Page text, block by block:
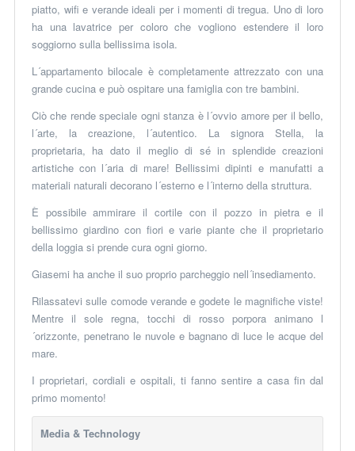
piatto, wifi e verande ideali per i momenti di tregua. Uno di loro
ha una lavatrice per coloro che vogliono estendere il loro
soggiorno sulla bellissima isola.
L´appartamento bilocale è completamente attrezzato con una
grande cucina e può ospitare una famiglia con tre bambini.
Ciò che rende speciale ogni stanza è l´ovvio amore per il bello,
l´arte, la creazione, l´autentico. La signora Stella, la
proprietaria, ha dato il meglio di sé in splendide creazioni
artistiche con l´aria di mare! Bellissimi dipinti e manufattia
materiali naturali decorano l´esterno e l´interno della struttura.
È possibile ammirare il cortile con il pozzo in pietra e il
bellissimo giardino con fiori e varie piante che il proprietario
della loggia si prende cura ogni giorno.
Giasemi ha anche il suo proprio parcheggio nell´insediamento.
Rilassatevi sulle comode verande e godete le magnifiche viste!
Mentre il sole regna, tocchi di rosso porpora animano l
´orizzonte, penetrano le nuvole e bagnano di luce le acque del
mare.
I proprietari, cordiali e ospitali, ti fanno sentire a casa fin dal
primo momento!
Media & Technology